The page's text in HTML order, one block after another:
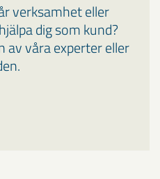
verksamhet eller
dig som kund?
av våra experter eller